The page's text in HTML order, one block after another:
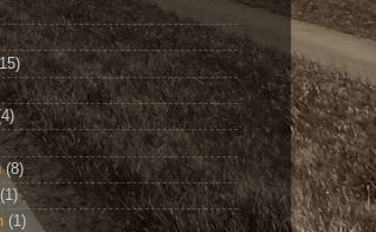
(8)
(1)
(1)